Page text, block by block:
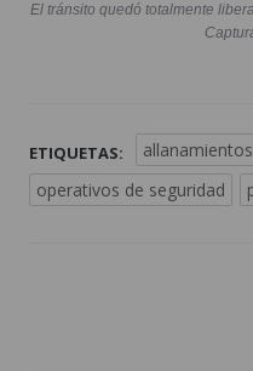
El tránsito quedó totalmente
ETIQUETAS: allanamientos
operativos de seguridad